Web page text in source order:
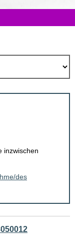
inzwischen
des